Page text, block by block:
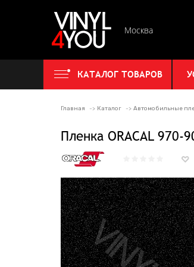
Москва
КАТАЛОГ ТОВАРОВ
Главная Каталог Автомобильные
Пленка ORACAL